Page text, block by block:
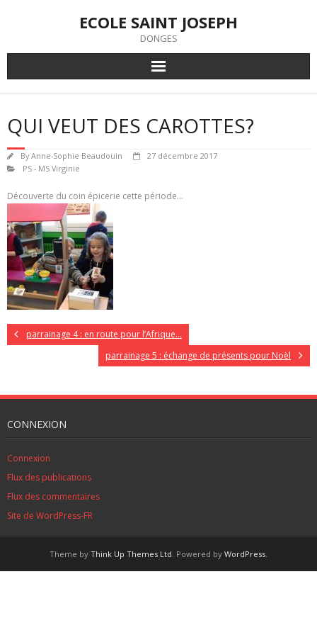
ECOLE SAINT JOSEPH
DONGES
QUI VEUT DES CAROTTES?
ByAnne-Sophie Beaudouin
27 décembre 2017
PS - MS Virginie
Découverte du coin épicerie cette période…
parrainage 4 : en route pour l’Afrique…
parrainage 5 : échange de présents pour Noël
CONNEXION
Connexion
Flux des publications
Flux des commentaires
Site de WordPress-FR
Theme by Think Up Themes Ltd. Powered by WordPress.